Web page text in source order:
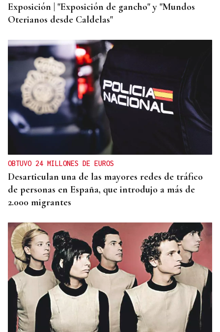
Exposición | "Exposición de gancho" y "Mundos
Oterianos desde Caldelas"
OBTUVO 24 MILLONES DE EUROS
Desarticulan una de las mayores redes de tráfico
de personas en España, que introdujo a más de
2.000 migrantes